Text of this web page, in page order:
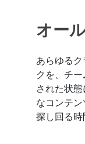
オー
あらゆる
クを、チ
された状
なコンテ
探し回る時